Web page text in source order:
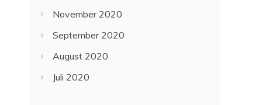
November 2020
September 2020
August 2020
Juli 2020